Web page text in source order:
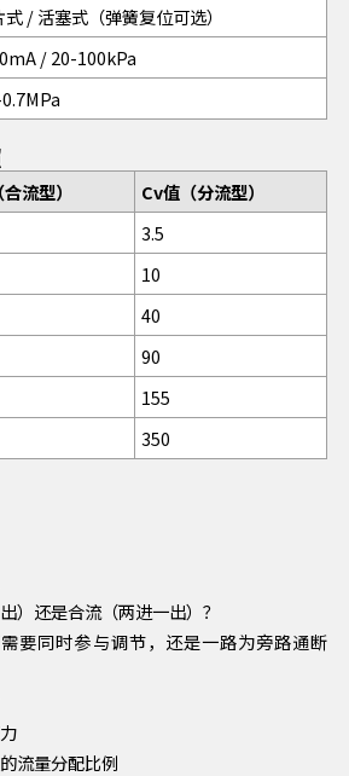
式 / 活塞式（弹簧复位可选）
/ 20-100kPa
流型）
Cv值（分流型）
3.5
10
40
90
155
350
）还是合流（两进一出）？
要同时参与调节，还是一路为旁路通断
流量分配比例